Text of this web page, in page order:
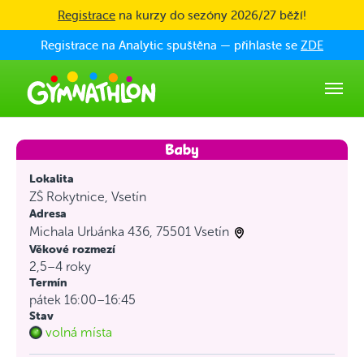
Skip to main content
Registrace na kurzy do sezóny 2026/27 běží!
Registrace na Analytic spuštěna — přihlaste se ZDE
Lokalita
ZŠ Rokytnice, Vsetín
Adresa
Michala Urbánka 436, 75501 Vsetín
Věkové rozmezí
2,5–4 roky
Termín
pátek 16:00–16:45
Stav
volná místa